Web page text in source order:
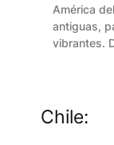
América
antiguas,
vibrantes.
Chile: